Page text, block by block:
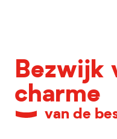
Bezwijk
charme
van de